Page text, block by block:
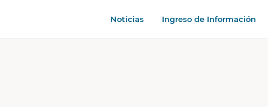
Noticias Ingreso de Información